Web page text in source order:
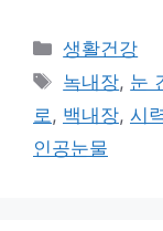
카
테
리
생활건강
태
그
녹내장, 눈
로, 백내장, 시
인공눈물